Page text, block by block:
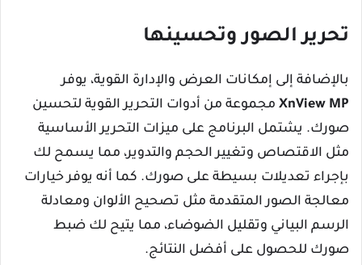
تحرير الصور وتحسينها
بالإضافة إلى إمكانات العرض والإدارة القوية، يوفر
XnView MP مجموعة من أدوات التحرير القوية لتحسين
صورك. يشتمل البرنامج على ميزات التحرير الأساسية
مثل الاقتصاص وتغيير الحجم والتدوير، مما يسمح لك
بإجراء تعديلات بسيطة على صورك. كما أنه يوفر خيارات
معالجة الصور المتقدمة مثل تصحيح الألوان ومعادلة
الرسم البياني وتقليل الضوضاء، مما يتيح لك ضبط
صورك للحصول على أفضل النتائج.